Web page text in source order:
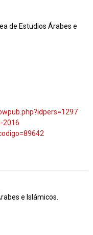
de Estudios Árabes e
2016
e Islámicos.